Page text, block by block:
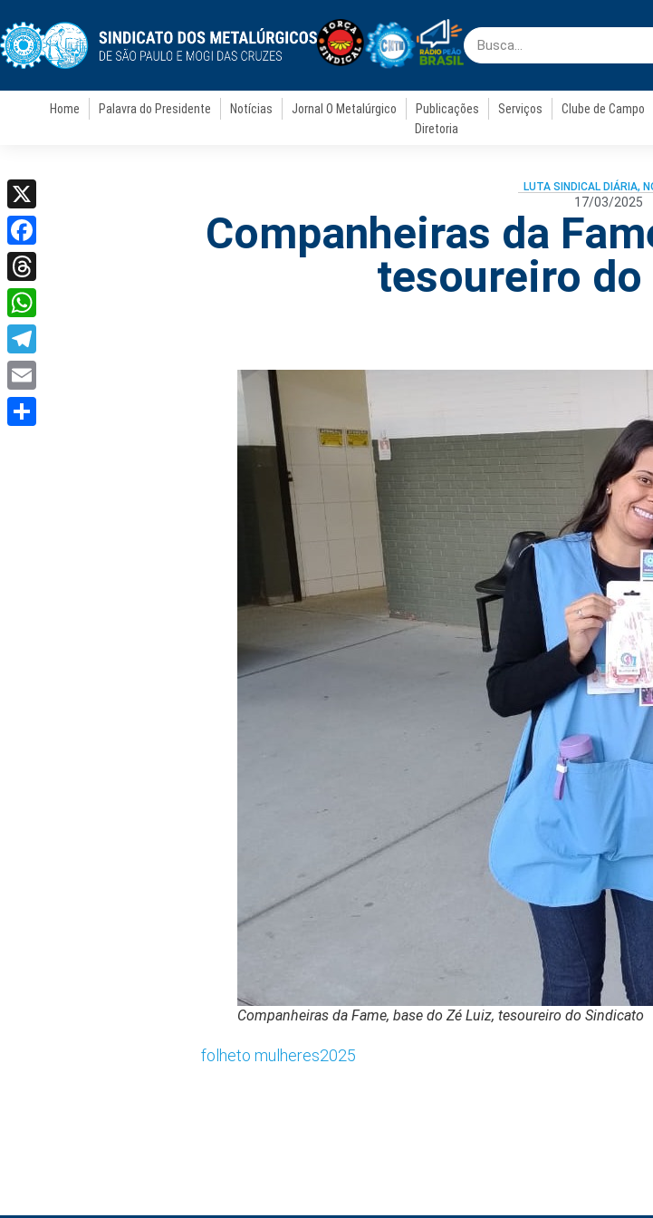
Home Palavra do Presidente Notícias Jornal O Metalúrgico Publicações Serviços Clube de Campo
Diretoria
LUTA SINDICAL DIÁRIA,
17/03/2025
Companheiras da
tesoureiro
Companheiras da Fame, base do Zé Luiz, tesoureiro do Sindicato
folheto mulheres2025
X
Facebook
Threads
WhatsApp
Telegram
Email